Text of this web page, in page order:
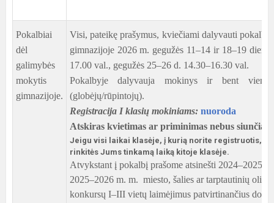
Pokalbiai
dėl
galimybės
mokytis
gimnazijoje.
Visi, pateikę prašymus, kviečiami dalyvauti
gimnazijoje 2026 m. gegužės 11–14 ir 18–19
17.00 val., gegužės 25–26 d. 14.30–16.30 val.
Pokalbyje dalyvauja mokinys ir bent
(globėjų/rūpintojų).
Registracija I klasių mokiniams: nuoroda
Atskiras kvietimas ar priminimas nebus
Jeigu visi laikai klasėje, į kurią norite registruotis,
rinkitės Jums tinkamą laiką kitoje klasėje.
Atvykstant į pokalbį prašome atsinešti 2024–2025
2025–2026 m. m. miesto, šalies ar tarptautinių
konkursų I–III vietų laimėjimus patvirtinančius